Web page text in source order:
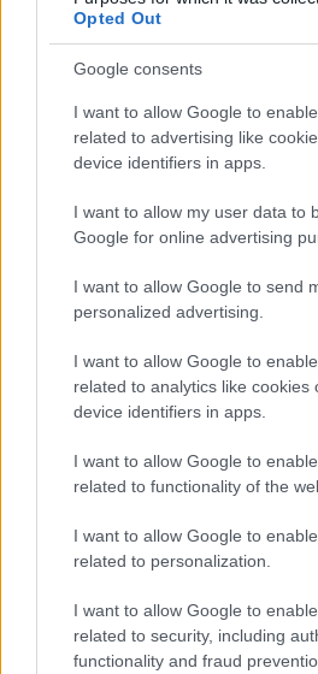
Opted Out
Google consents
I want to allow Google to
related to advertising like
device identifiers in apps.
I want to allow my user data to
Google for online advertising
I want to allow Google to send
personalized advertising.
I want to allow Google to
related to analytics like cookies
device identifiers in apps.
I want to allow Google to
related to functionality of the
I want to allow Google to
related to personalization.
I want to allow Google to
related to security, including
functionality and fraud
Zoológia
Minden csak önmagunkról szól
menekülsz a
magad egy komoly
lépcsőfokának tartják, hogy
vállalnak a baba érkezése…